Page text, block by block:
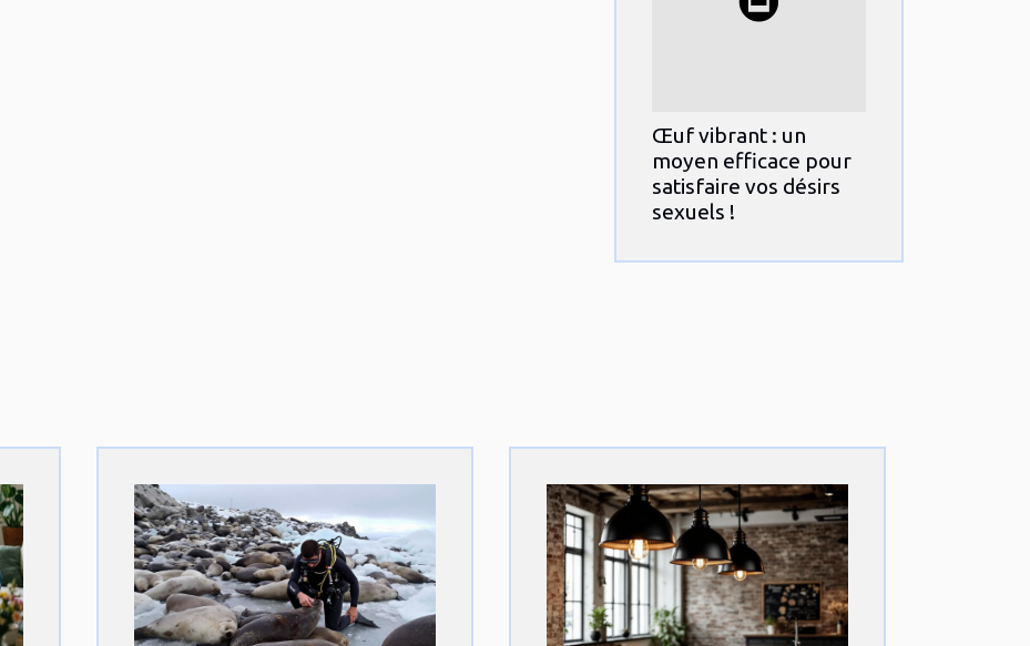
Œuf vibrant : un
moyen efficace pour
satisfaire vos désirs
sexuels !